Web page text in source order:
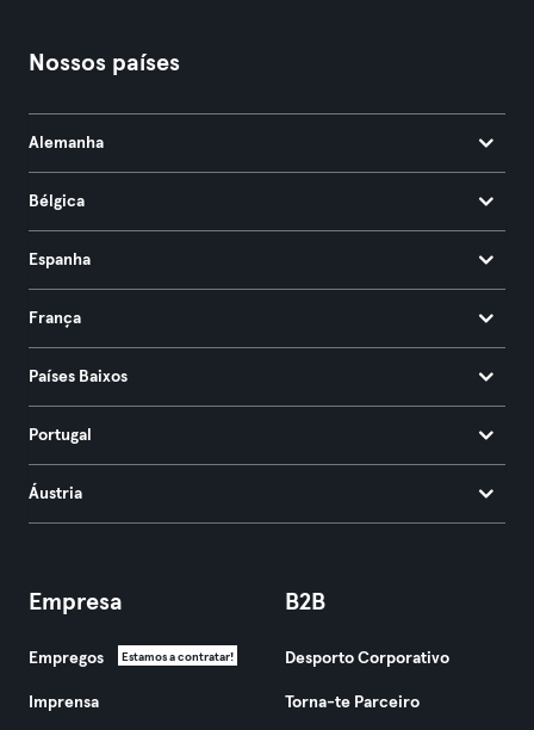
Nossos países
Alemanha
Bélgica
Espanha
França
Países Baixos
Portugal
Áustria
Empresa
Empregos Estamos a contratar!
Imprensa
B2B
Desporto Corporativo
Torna-te Parceiro